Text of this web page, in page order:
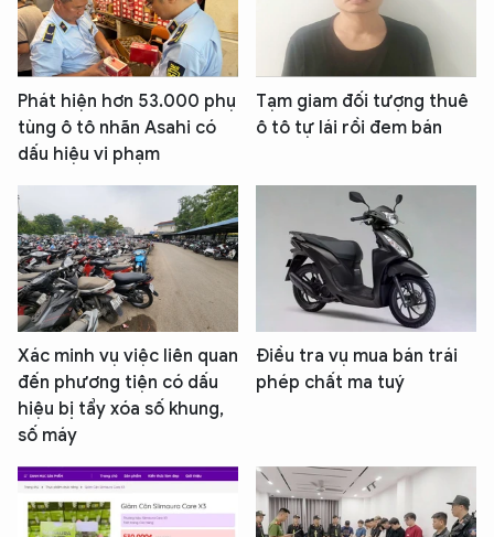
Phát hiện hơn 53.000 phụ
tùng ô tô nhãn Asahi có
dấu hiệu vi phạm
Tạm giam đối tượng thuê
ô tô tự lái rồi đem bán
Xác minh vụ việc liên quan
đến phương tiện có dấu
hiệu bị tẩy xóa số khung,
số máy
Điều tra vụ mua bán trái
phép chất ma tuý